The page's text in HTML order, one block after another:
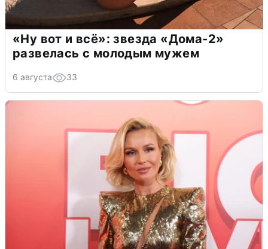
«Ну вот и всё»: звезда «Дома-2»
развелась с молодым мужем
6 августа 33